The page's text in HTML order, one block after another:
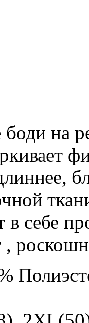
на
в себе
,